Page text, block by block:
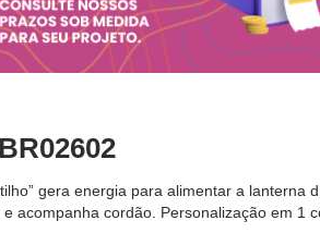
gera energia para alimentar a lanterna
acompanha cordão. Personalização em 1